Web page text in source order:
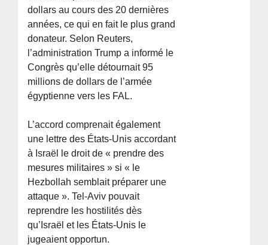
dollars au cours des 20 dernières
années, ce qui en fait le plus grand
donateur. Selon Reuters,
l’administration Trump a informé le
Congrès qu’elle détournait 95
millions de dollars de l’armée
égyptienne vers les FAL.
L’accord comprenait également
une lettre des États-Unis accordant
à Israël le droit de « prendre des
mesures militaires » si « le
Hezbollah semblait préparer une
attaque ». Tel-Aviv pouvait
reprendre les hostilités dès
qu’Israël et les États-Unis le
jugeaient opportun.